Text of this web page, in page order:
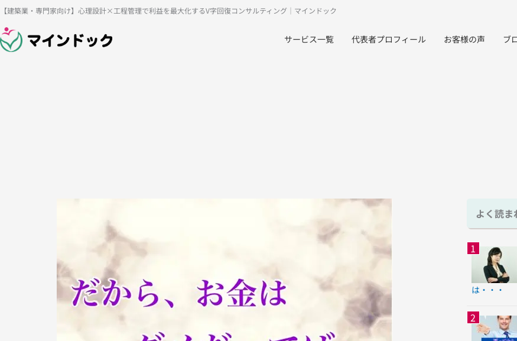
内
容
を
【建築業・専門家向け】心理設計×工程管理で利益を最大化するV字回復コンサルティング｜マインドック
サービス一覧 代表者プロフィール お客様の声 ブ
よく読ま
は・・・